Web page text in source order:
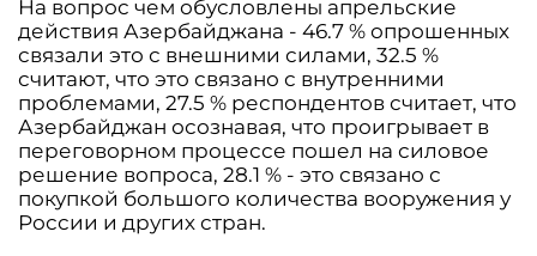
На вопрос чем обусловлены апрельские
действия Азербайджана - 46.7 % опрошенных
связали это с внешними силами, 32.5 %
считают, что это связано с внутренними
проблемами, 27.5 % респондентов считает, что
Азербайджан осознавая, что проигрывает в
переговорном процессе пошел на силовое
решение вопроса, 28.1 % - это связано с
покупкой большого количества вооружения у
России и других стран.